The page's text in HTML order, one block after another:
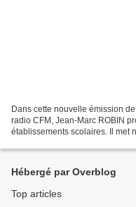
Dans cette nouvelle émission
radio CFM, Jean-Marc ROBIN
établissements scolaires. Il met
Hébergé par Overblog
Top articles